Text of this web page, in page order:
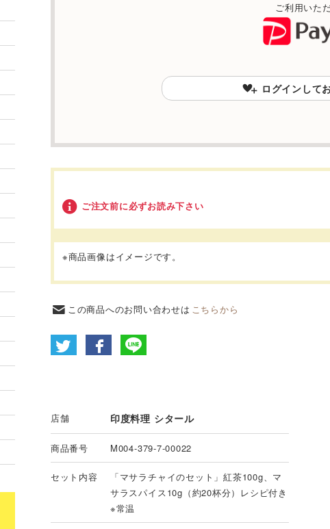
ご利用いた
ログインして
ご注文前に必ずお読み下さい
※商品画像はイメージです。
この商品へのお問い合わせは こちらから
店舗 印度料理 シタール
商品番号 M004-379-7-00022
セット内容
「マサラチャイのセット」紅茶100g、マ
サラスパイス10g（約20杯分）レシピ付き
※常温